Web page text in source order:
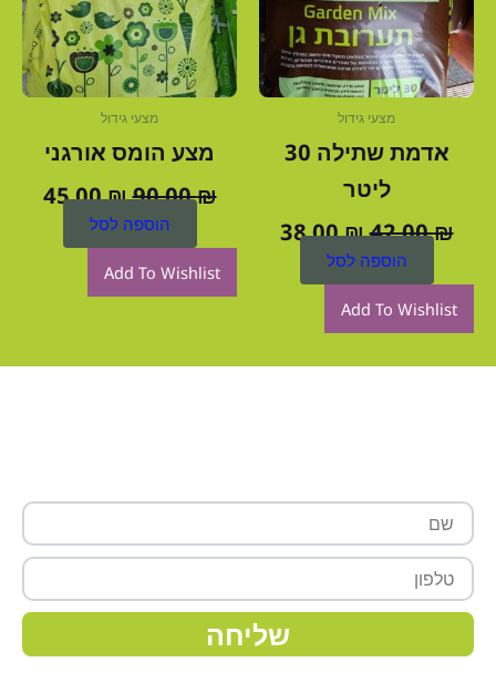
מצעי גידול
אדמת שתילה 30
ליטר
42.00₪
38.00₪
הוספה לסל
Add To Wishlist
מצעי גידול
מצע הומס אורגני
90.00₪
45.00₪
הוספה לסל
Add To Wishlist
שם
טלפון
שליחה